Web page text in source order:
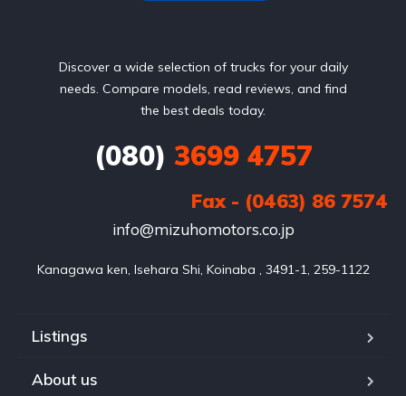
Discover a wide selection of trucks for your daily
needs. Compare models, read reviews, and find
the best deals today.
(080) 3699 4757
Fax - (0463) 86 7574
info@mizuhomotors.co.jp
Kanagawa ken, Isehara Shi, Koinaba , 3491-1, 259-1122
Listings
About us